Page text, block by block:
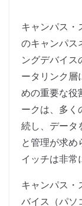
キャンパス・
のキャンパス
ングデバイ
ータリンク層
めの重要な役
ークは、多く
続し、データ
と管理が求め
イッチは非常
キャンパス・
バイス（パソ